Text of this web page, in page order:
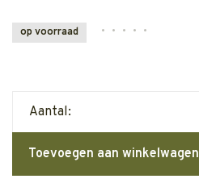
op voorraad • • • • •
Aantal:
Toevoegen aan winkelwagen